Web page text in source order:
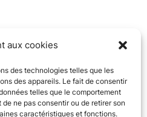
aux cookies
des technologies telles que les
des appareils. Le fait de consentir
telles que le comportement
ne pas consentir ou de retirer son
caractéristiques et fonctions.